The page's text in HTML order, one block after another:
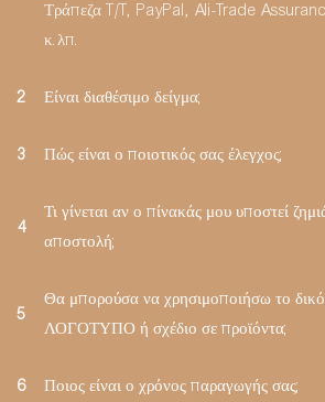
Τράπεζα T/T, PayPal, Ali-Trade
κ.λπ.
2 Είναι διαθέσιμο δείγμα;
3 Πώς είναι ο ποιοτικός σας έλεγχος;
4
Τι γίνεται αν ο πίνακάς μου υποστεί
αποστολή;
5
Θα μπορούσα να χρησιμοποιήσω το
ΛΟΓΟΤΥΠΟ ή σχέδιο σε προϊόντα;
6 Ποιος είναι ο χρόνος παραγωγής σας;